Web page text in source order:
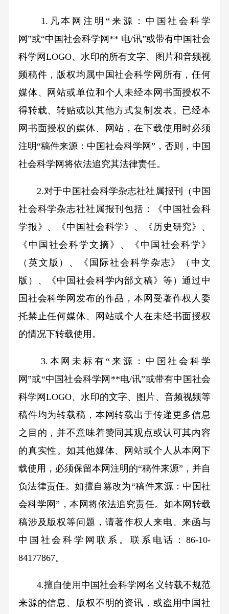
1.凡本网注明“来源：中国社会科学
网”或“中国社会科学网** 电/讯”或带有中国社会
科学网LOGO、水印的所有文字、图片和音频视
频稿件，版权均属中国社会科学网所有，任何
媒体、网站或单位和个人未经本网书面授权不
得转载、转贴或以其他方式复制发表。已经本
网书面授权的媒体、网站，在下载使用时必须
注明“稿件来源：中国社会科学网”，否则，中国
社会科学网将依法追究其法律责任。
2.对于中国社会科学杂志社社属报刊（中国
社会科学杂志社社属报刊包括：《中国社会科
学报》、《中国社会科学》、《历史研究》、
《中国社会科学文摘》、《中国社会科学》
（英文版）、《国际社会科学杂志》（中文
版）、《中国社会科学内部文稿》等）通过中
国社会科学网发布的作品，本网受著作权人委
托禁止任何媒体、网站或个人在未经书面授权
的情况下转载使用。
3.本网未标有“来源：中国社会科学
网”或“中国社会科学网**电/讯”或带有中国社会
科学网LOGO、水印的文字、图片、音频视频等
稿件均为转载稿，本网转载出于传递更多信息
之目的，并不意味着赞同其观点或认可其内容
的真实性。如其他媒体、网站或个人从本网下
载使用，必须保留本网注明的“稿件来源”，并自
负法律责任。如擅自篡改为“稿件来源：中国社
会科学网”，本网将依法追究责任。如本网转载
稿涉及版权等问题，请著作权人来电、来函与
中国社会科学网联系。联系电话：86-10-
84177867。
4.擅自使用中国社会科学网名义转载不规范
来源的信息、版权不明的资讯，或盗用中国社